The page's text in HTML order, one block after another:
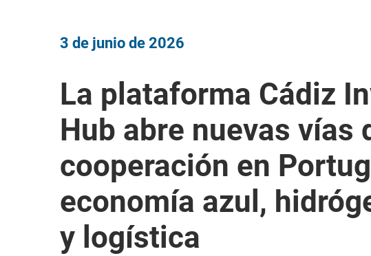
3 de junio de 2026
La plataforma Cádiz
Hub abre nuevas vías
cooperación en
economía azul,
y logística